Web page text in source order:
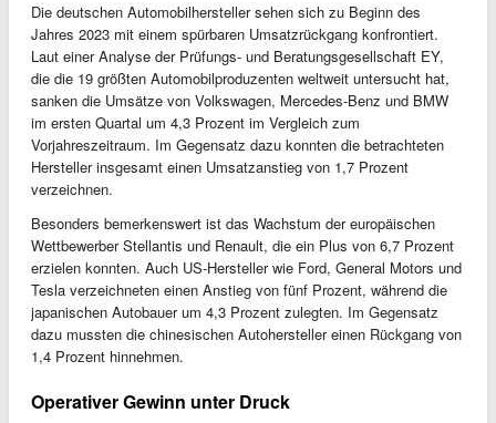
Die deutschen Automobilhersteller sehen sich zu Beginn des
Jahres 2023 mit einem spürbaren Umsatzrückgang konfrontiert.
Laut einer Analyse der Prüfungs- und Beratungsgesellschaft EY,
die die 19 größten Automobilproduzenten weltweit untersucht hat,
sanken die Umsätze von Volkswagen, Mercedes-Benz und BMW
im ersten Quartal um 4,3 Prozent im Vergleich zum
Vorjahreszeitraum. Im Gegensatz dazu konnten die betrachteten
Hersteller insgesamt einen Umsatzanstieg von 1,7 Prozent
verzeichnen.
Besonders bemerkenswert ist das Wachstum der europäischen
Wettbewerber Stellantis und Renault, die ein Plus von 6,7 Prozent
erzielen konnten. Auch US-Hersteller wie Ford, General Motors und
Tesla verzeichneten einen Anstieg von fünf Prozent, während die
japanischen Autobauer um 4,3 Prozent zulegten. Im Gegensatz
dazu mussten die chinesischen Autohersteller einen Rückgang von
1,4 Prozent hinnehmen.
Operativer Gewinn unter Druck